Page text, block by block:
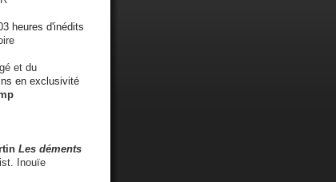
heures d'inédits
et du
en exclusivité
Les déments
Inouïe